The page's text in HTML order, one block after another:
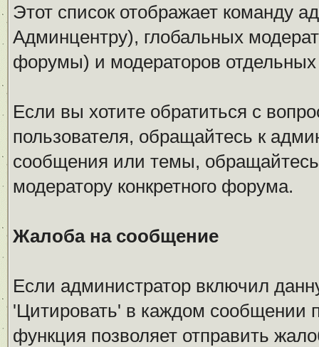
Этот список отображает команду
Админцентру), глобальных
форумы) и модераторов
Если вы хотите обратиться с
пользователя, обращайтесь к
сообщения или темы,
модератору конкретного форума.
Жалоба на сообщение
Если администратор включил
'Цитировать' в каждом сообщении
функция позволяет отправить